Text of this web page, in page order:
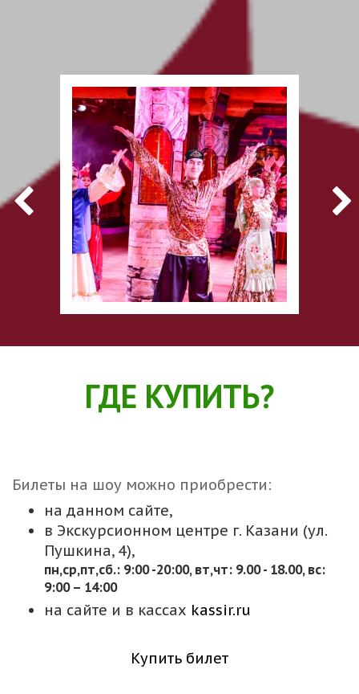
ГДЕ КУПИТЬ?
Билеты на шоу можно приобрести:
на данном сайте,
в Экскурсионном центре г. Казани (ул.
Пушкина, 4),
пн,cр,пт,сб.: 9:00 -20:00, вт,чт: 9.00 - 18.00, вс:
9:00 – 14:00
на сайте и в кассах kassir.ru
Купить билет